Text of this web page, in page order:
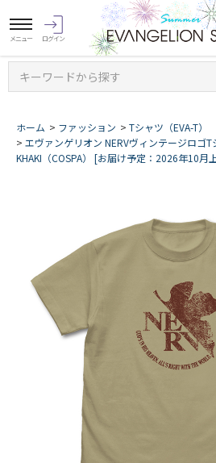
キーワードから探す
ホーム > ファッション > Tシャツ（EVA-T）
> エヴァンゲリオン NERVヴィンテージロゴT
KHAKI（COSPA） [お届け予定：2026年10月